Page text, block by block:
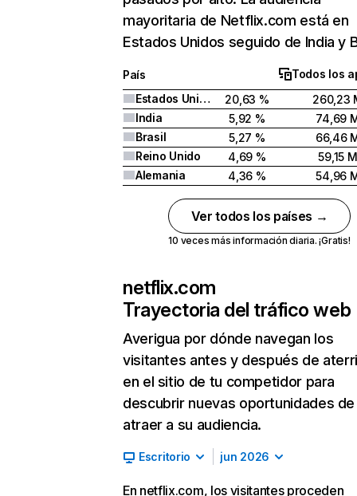
mayoritaria de Netflix.com está en
Estados Unidos seguido de India y
País
Todos los
Estados Unidos
20,63 %
260,23
India
5,92 %
74,69
Brasil
5,27 %
66,46
Reino Unido
4,69 %
59,15 M
Alemania
4,36 % 54,96
Ver todos los países →
10 veces más información diaria. ¡Gratis!
netflix.com
Trayectoria del tráfico web
Averigua por dónde navegan los
visitantes antes y después de
en el sitio de tu competidor para
descubrir nuevas oportunidades de
atraer a su audiencia.
Escritorio jun 2026
En netflix.com, los visitantes proceden